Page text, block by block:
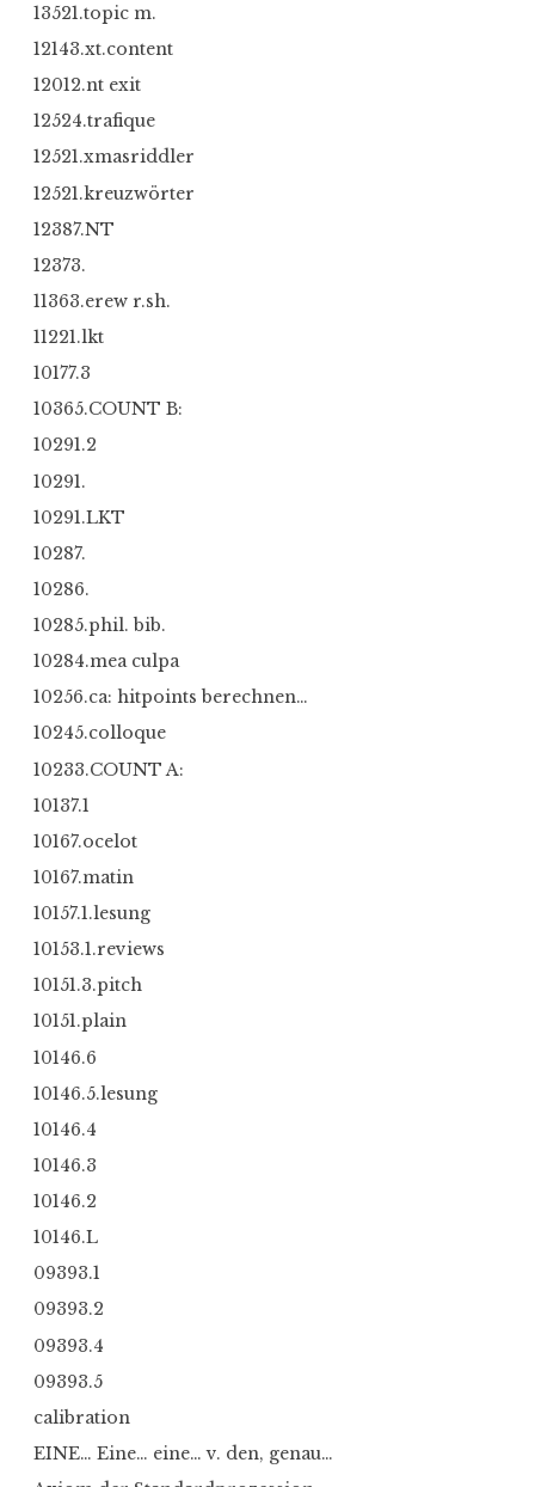
13521.topic m.
12143.xt.content
12012.nt exit
12524.trafique
12521.xmasriddler
12521.kreuzwörter
12387.NT
12373.
11363.erew r.sh.
11221.lkt
10177.3
10365.COUNT B:
10291.2
10291.
10291.LKT
10287.
10286.
10285.phil. bib.
10284.mea culpa
10256.ca: hitpoints berechnen…
10245.colloque
10233.COUNT A:
10137.1
10167.ocelot
10167.matin
10157.1.lesung
10153.1.reviews
10151.3.pitch
10151.plain
10146.6
10146.5.lesung
10146.4
10146.3
10146.2
10146.L
09393.1
09393.2
09393.4
09393.5
calibration
EINE… Eine… eine… v. den, genau…